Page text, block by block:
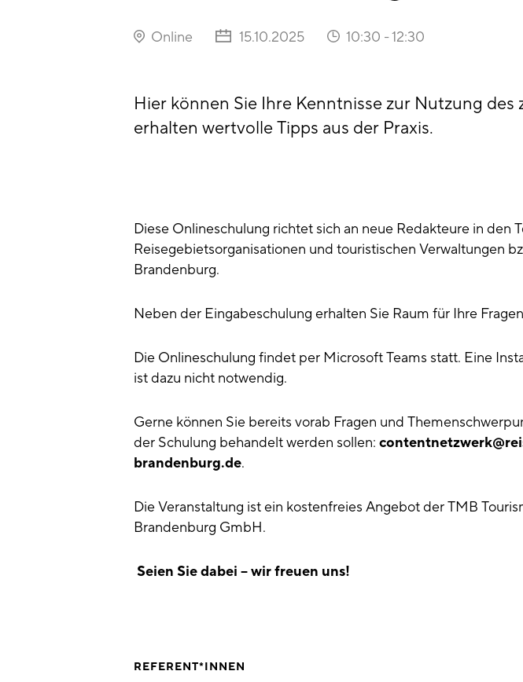
Online 15.10.2025 10:30 -12:30
Hier können Sie Ihre Kenntnisse zur Nutzung
erhalten wertvolle Tipps aus der Praxis.
Diese Onlineschulung richtet sich an neue Redakteure in den
Reisegebietsorganisationen und touristischen Verwaltungen
Brandenburg.
Neben der Eingabeschulung erhalten Sie Raum für Ihre
Die Onlineschulung findet per Microsoft Teams statt. Eine
ist dazu nicht notwendig.
Gerne können Sie bereits vorab Fragen und
der Schulung behandelt werden sollen:
brandenburg.de.
Die Veranstaltung ist ein kostenfreies Angebot der TMB
Brandenburg GmbH.
Seien Sie dabei – wir freuen uns!
REFERENT*INNEN